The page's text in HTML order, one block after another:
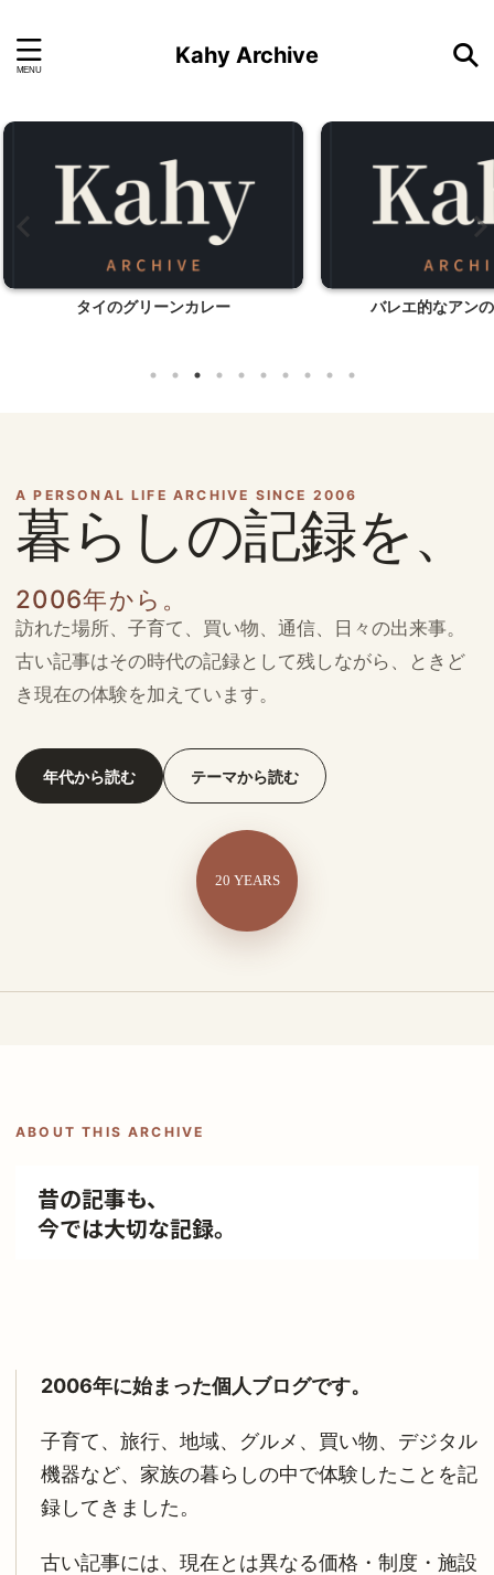
Kahy Archive
バレエ的なアンの携帯ケース なるほ
A PERSONAL LIFE ARCHIVE SINCE 2006
暮らしの記録を、
2006年から。
訪れた場所、子育て、買い物、通信、日々の出来事。
古い記事はその時代の記録として残しながら、ときど
き現在の体験を加えています。
年代から読む テーマから読む
20 YEARS
ABOUT THIS ARCHIVE
昔の記事も、
今では大切な記録。
2006年に始まった個人ブログです。
子育て、旅行、地域、グルメ、買い物、デジタル
機器など、家族の暮らしの中で体験したことを記
録してきました。
古い記事には、現在とは異なる価格・制度・施設